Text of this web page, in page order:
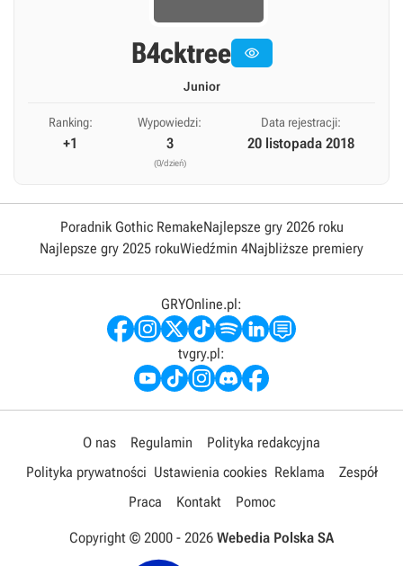
B4cktree 
Junior
Ranking:
+1
Wypowiedzi:
3
(0/dzień)
Data rejestracji:
20 listopada 2018
Poradnik Gothic RemakeNajlepsze gry 2026 roku
Najlepsze gry 2025 rokuWiedźmin 4Najbliższe premiery
GRYOnline.pl:
tvgry.pl:
O nas Regulamin
Polityka redakcyjna
Polityka prywatności Ustawienia cookies Reklama
Zespół
Praca
Kontakt Pomoc
Copyright © 2000 - 2026 Webedia Polska SA